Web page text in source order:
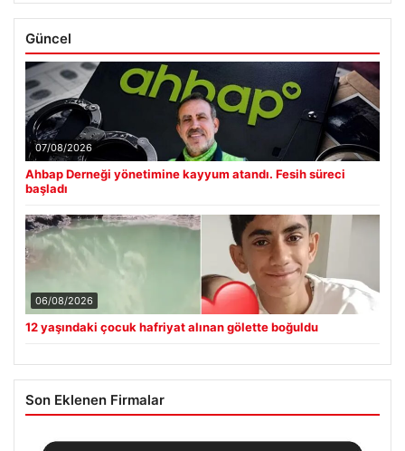
Güncel
07/08/2026
Ahbap Derneği yönetimine kayyum atandı. Fesih süreci
başladı
06/08/2026
12 yaşındaki çocuk hafriyat alınan gölette boğuldu
Son Eklenen Firmalar